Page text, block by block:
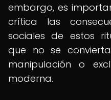
embargo, es
crítica las
sociales de estos
que no se
manipulación o
moderna.